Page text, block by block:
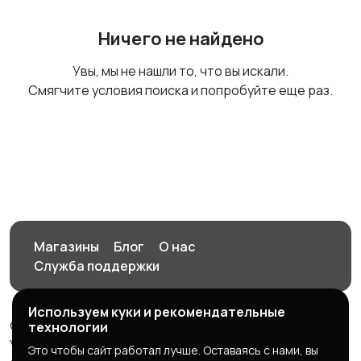
Ничего не найдено
Увы, мы не нашли то, что вы искали.
Смягчите условия поиска и попробуйте еще раз.
Магазины Блог
О нас
Служба поддержки
© 2026 Орен-АЙ - Авто | Недвижимость | Работа |
Услуги
Используем куки и рекомендательные
технологии
Это чтобы сайт работал лучше. Оставаясь с нами, вы